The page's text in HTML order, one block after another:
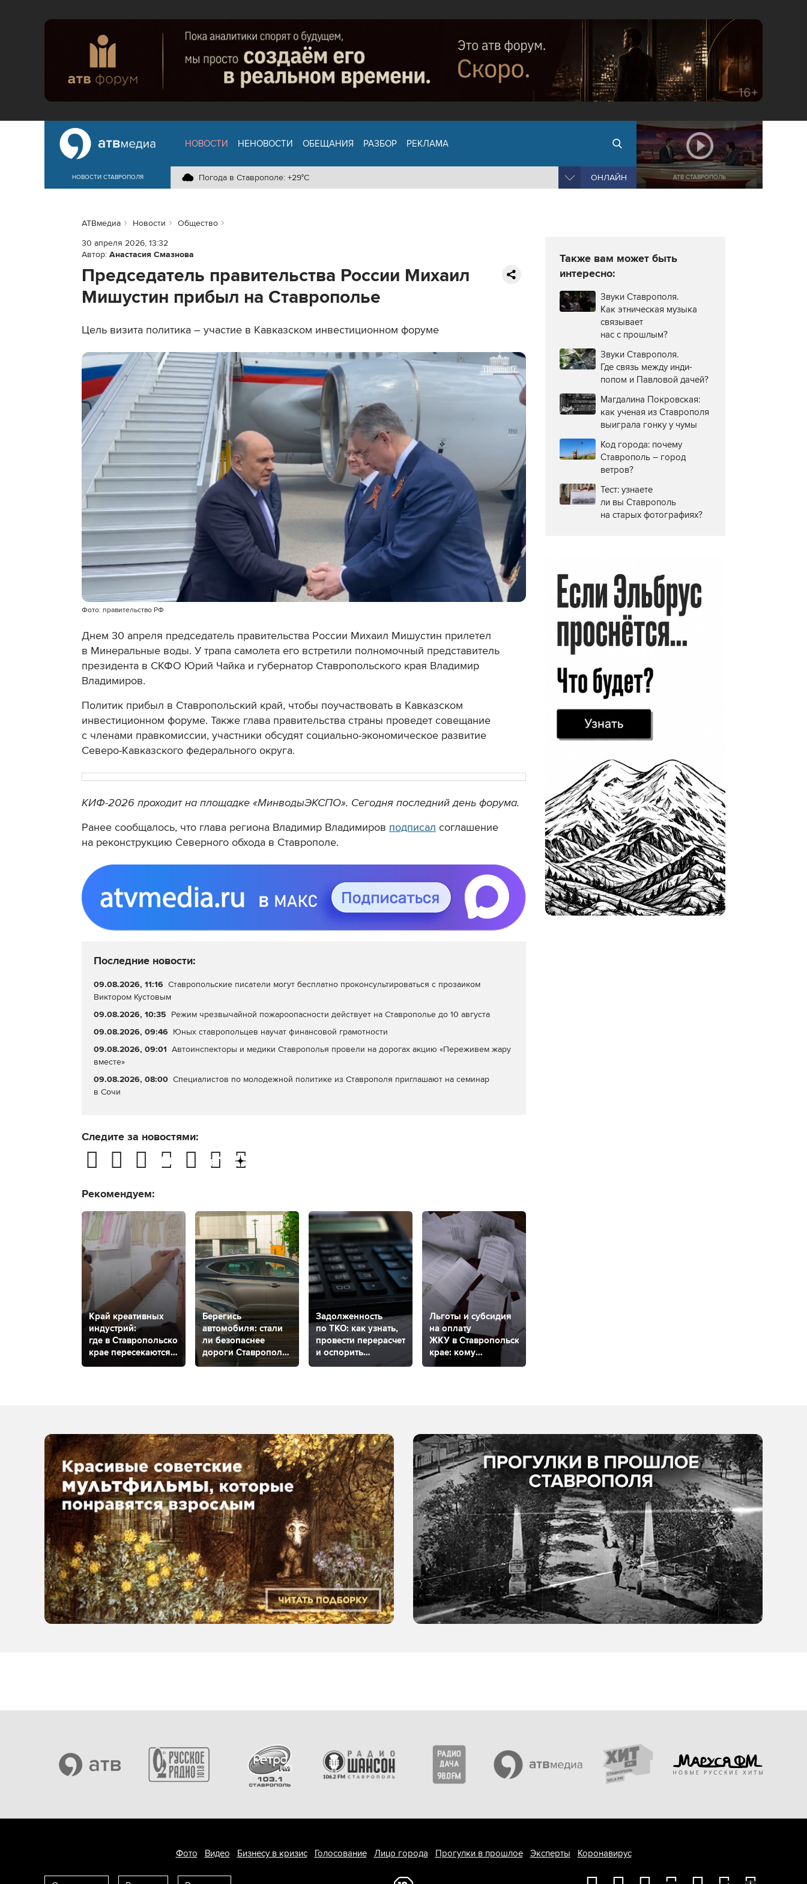
НОВОСТИ СТАВРОПОЛЯ
НОВОСТИ НЕНОВОСТИ ОБЕЩАНИЯ РАЗБОР РЕКЛАМА
Погода в Ставрополе: +29°C ОНЛАЙН АТВ СТАВРОПОЛЬ
АТВмедиа Новости
Общество
30 апреля 2026, 13:32
Автор: Анастасия Смазнова
Председатель правительства России Михаил
Мишустин прибыл на Ставрополье
Цель визита политика – участие в Кавказском инвестиционном форуме
Фото: правительство РФ
Днем 30 апреля председатель правительства России Михаил Мишустин прилетел
в Минеральные воды. У трапа самолета его встретили полномочный представитель
президента в СКФО Юрий Чайка и губернатор Ставропольского края Владимир
Владимиров.
Политик прибыл в Ставропольский край, чтобы поучаствовать в Кавказском
инвестиционном форуме. Также глава правительства страны проведет совещание
с членами правкомиссии, участники обсудят социально-экономическое развитие
Северо-Кавказского федерального округа.
КИФ-2026 проходит на площадке «МинводыЭКСПО». Сегодня последний день форума.
Ранее сообщалось, что глава региона Владимир Владимиров подписал соглашение
на реконструкцию Северного обхода в Ставрополе.
Последние новости:
09.08.2026, 11:16 Ставропольские писатели могут бесплатно проконсультироваться с прозаиком
Виктором Кустовым
09.08.2026, 10:35 Режим чрезвычайной пожароопасности действует на Ставрополье до 10 августа
09.08.2026, 09:46 Юных ставропольцев научат финансовой грамотности
09.08.2026, 09:01 Автоинспекторы и медики Ставрополья провели на дорогах акцию «Переживем жару
вместе»
09.08.2026, 08:00 Специалистов по молодежной политике из Ставрополя приглашают на семинар
в Сочи
Следите за новостями:
Рекомендуем:
Край креативных
индустрий:
где в Ставропольском
крае пересекаются
творчество
Берегись
автомобиля: стали
ли безопаснее
дороги Ставрополя
за 2023 год?
Задолженность
по ТКО: как узнать,
провести перерасчет
и оспорить
в Ставропольском
Льготы и субсидия
на оплату
ЖКУ в Ставропольском
крае: кому
положены
Также вам может быть
интересно:
Звуки Ставрополя.
Как этническая музыка
связывает
нас с прошлым?
Звуки Ставрополя.
Где связь между инди-
попом и Павловой дачей?
Магдалина Покровская:
как ученая из Ставрополя
выиграла гонку у чумы
Код города: почему
Ставрополь – город
ветров?
Тест: узнаете
ли вы Ставрополь
на старых фотографиях?
Фото Видео Бизнесу в кризис Голосование Лицо города Прогулки в прошлое Эксперты Коронавирус